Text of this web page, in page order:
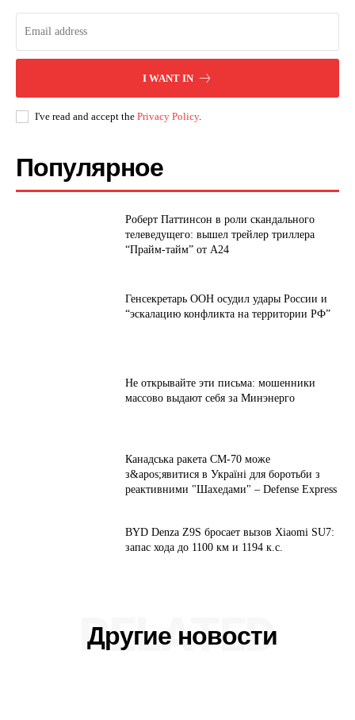
I WANT IN
I've read and accept the Privacy Policy.
Популярное
Роберт Паттинсон в роли скандального
телеведущего: вышел трейлер триллера
“Прайм-тайм” от A24
Генсекретарь ООН осудил удары России и
“эскалацию конфликта на территории РФ”
Не открывайте эти письма: мошенники
массово выдают себя за Минэнерго
Канадська ракета CM-70 може
з&apos;явитися в Україні для боротьби з
реактивними "Шахедами" – Defense Express
BYD Denza Z9S бросает вызов Xiaomi SU7:
запас хода до 1100 км и 1194 к.с.
Другие новости
RELATED